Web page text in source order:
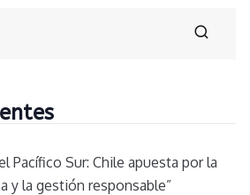
Pacífico Sur: Chile apuesta por la
y la gestión responsable”